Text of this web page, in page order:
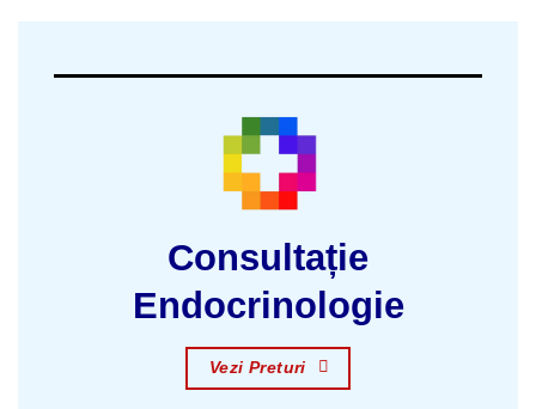
Consultație
Endocrinologie
Vezi Preturi